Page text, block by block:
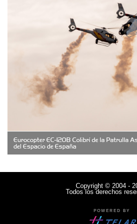
Carniceria y granja El
Casa Berta
Clima Castelar
CONSERVAS YAMASIRO
Cubanico´s - Cubanitos
Denisi Market
Eurocopter EC-120B Colibrí de la Patrulla
del Espacio de España
Copyright © 2004 -
Todos los derechos
POWERED BY